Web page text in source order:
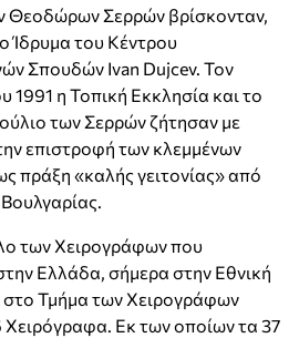
Θεοδώρων Σερρών βρίσκονταν,
Ίδρυμα του Κέντρου
Σπουδών Ivan Dujcev. Τον
1991 η Τοπική Εκκλησία και το
των Σερρών ζήτησαν με
επιστροφή των κλεμμένων
πράξη «καλής γειτονίας» από
των Χειρογράφων που
Ελλάδα, σήμερα στην Εθνική
στο Τμήμα των Χειρογράφων
Χειρόγραφα. Εκ των οποίων τα 37